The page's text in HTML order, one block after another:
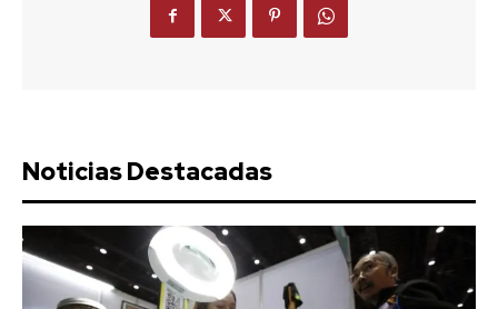
Noticias Destacadas